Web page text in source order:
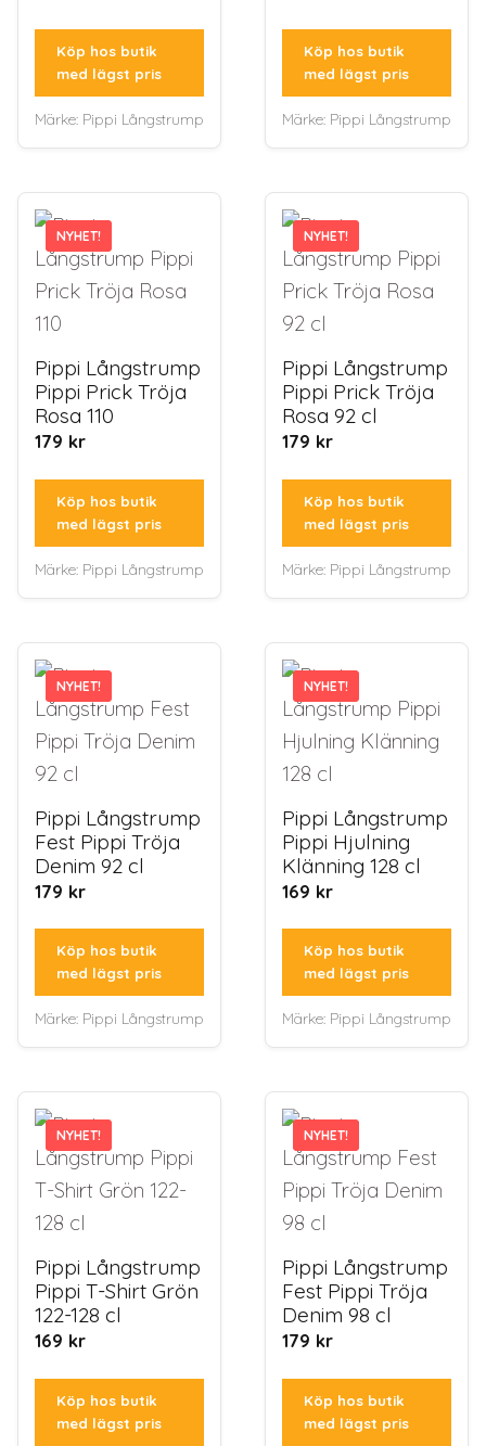
Köp hos butik
med lägst pris
Märke: Pippi Långstrump
Köp hos butik
med lägst pris
Märke: Pippi Långstrump
NYHET!
NYHET!
Pippi Långstrump
Pippi Prick Tröja
Rosa 110
179 kr
Köp hos butik
med lägst pris
Märke: Pippi Långstrump
NYHET!
NYHET!
Pippi Långstrump
Pippi Prick Tröja
Rosa 92 cl
179 kr
Köp hos butik
med lägst pris
Märke: Pippi Långstrump
NYHET!
NYHET!
Pippi Långstrump
Fest Pippi Tröja
Denim 92 cl
179 kr
Köp hos butik
med lägst pris
Märke: Pippi Långstrump
NYHET!
NYHET!
Pippi Långstrump
Pippi Hjulning
Klänning 128 cl
169 kr
Köp hos butik
med lägst pris
Märke: Pippi Långstrump
NYHET!
NYHET!
Pippi Långstrump
Pippi T-Shirt Grön
122-128 cl
169 kr
Köp hos butik
med lägst pris
NYHET!
NYHET!
Pippi Långstrump
Fest Pippi Tröja
Denim 98 cl
179 kr
Köp hos butik
med lägst pris